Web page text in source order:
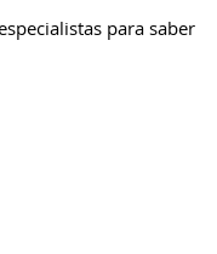
para saber